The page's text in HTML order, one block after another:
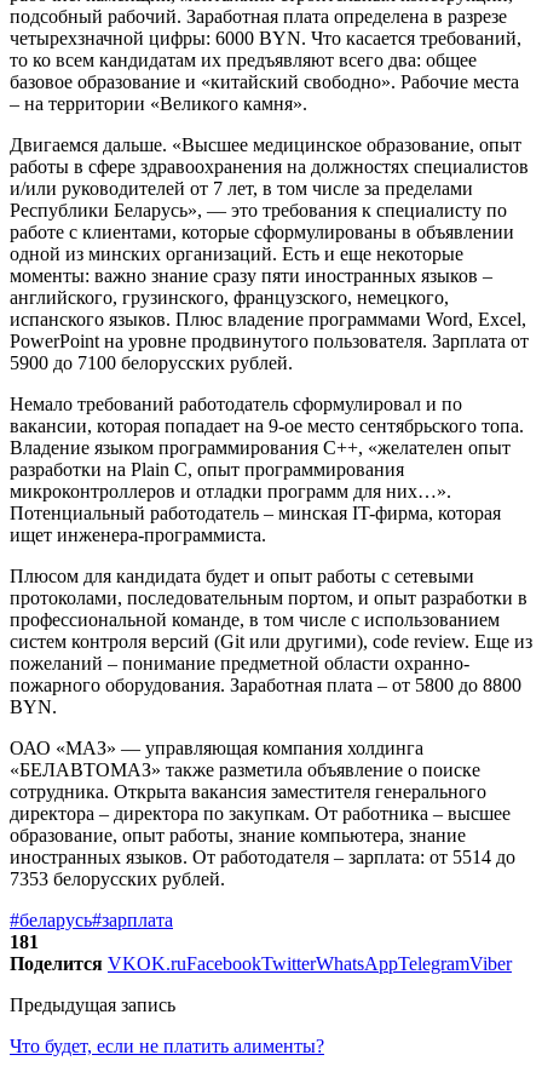
подсобный рабочий. Заработная плата определена в разрезе
четырехзначной цифры: 6000 BYN. Что касается требований,
то ко всем кандидатам их предъявляют всего два: общее
базовое образование и «китайский свободно». Рабочие места
– на территории «Великого камня».
Двигаемся дальше. «Высшее медицинское образование, опыт
работы в сфере здравоохранения на должностях специалистов
и/или руководителей от 7 лет, в том числе за пределами
Республики Беларусь», — это требования к специалисту по
работе с клиентами, которые сформулированы в объявлении
одной из минских организаций. Есть и еще некоторые
моменты: важно знание сразу пяти иностранных языков –
английского, грузинского, французского, немецкого,
испанского языков. Плюс владение программами Word, Excel,
PowerPoint на уровне продвинутого пользователя. Зарплата от
5900 до 7100 белорусских рублей.
Немало требований работодатель сформулировал и по
вакансии, которая попадает на 9-ое место сентябрьского топа.
Владение языком программирования C++, «желателен опыт
разработки на Plain C, опыт программирования
микроконтроллеров и отладки программ для них…».
Потенциальный работодатель – минская IT-фирма, которая
ищет инженера-программиста.
Плюсом для кандидата будет и опыт работы с сетевыми
протоколами, последовательным портом, и опыт разработки в
профессиональной команде, в том числе с использованием
систем контроля версий (Git или другими), code review. Еще из
пожеланий – понимание предметной области охранно-
пожарного оборудования. Заработная плата – от 5800 до 8800
BYN.
ОАО «МАЗ» — управляющая компания холдинга
«БЕЛАВТОМАЗ» также разметила объявление о поиске
сотрудника. Открыта вакансия заместителя генерального
директора – директора по закупкам. От работника – высшее
образование, опыт работы, знание компьютера, знание
иностранных языков. От работодателя – зарплата: от 5514 до
7353 белорусских рублей.
#беларусь#зарплата
181
Поделится VKOK.ruFacebookTwitterWhatsAppTelegramViber
Предыдущая запись
Что будет, если не платить алименты?